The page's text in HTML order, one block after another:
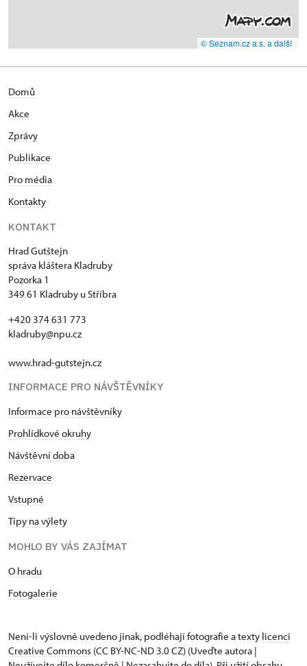
© Seznam.cz a.s. a další
Domů
Akce
Zprávy
Publikace
Pro média
Kontakty
KONTAKT
Hrad Gutštejn
správa kláštera Kladruby
Pozorka 1
349 61 Kladruby u Stříbra
+420 374 631 773
kladruby@npu.cz
www.hrad-gutstejn.cz
INFORMACE PRO NÁVŠTĚVNÍKY
Informace pro návštěvníky
Prohlídkové okruhy
Návštěvní doba
Rezervace
Vstupné
Tipy na výlety
MOHLO BY VÁS ZAJÍMAT
O hradu
Fotogalerie
Není-li výslovně uvedeno jinak, podléhají fotografie a texty licenci
Creative Commons (CC BY-NC-ND 3.0 CZ) (Uveďte autora |